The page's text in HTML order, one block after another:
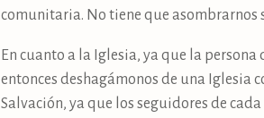
comunitaria. No tiene que asombrarnos
En cuanto a la Iglesia, ya que la
entonces deshagámonos de una Iglesia
Salvación, ya que los seguidores de